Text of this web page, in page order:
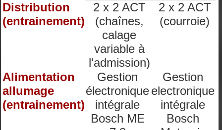
Distribution
(entrainement)
2 x 2 ACT
(chaînes,
calage
variable à
l'admission)
2 x 2 ACT
(courroie)
Alimentation
allumage
(entrainement)
Gestion
électronique
intégrale
Bosch ME
Gestion
electronique
intégrale
Bosch